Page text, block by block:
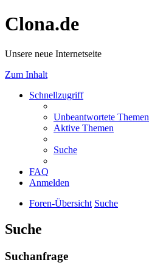
Clona.de
Unsere neue Internetseite
Zum Inhalt
Schnellzugriff
Unbeantwortete Themen
Aktive Themen
Suche
FAQ
Anmelden
Foren-Übersicht Suche
Suche
Suchanfrage